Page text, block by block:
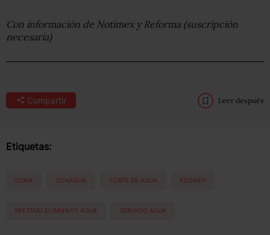
Con información de Notimex y Reforma (suscripción
necesaria)
Compartir Leer después
Etiquetas:
CDMX CONAGUA CORTE DE AGUA EDOMEX
REESTABLECIMIENTO AGUA SERVICIO AGUA